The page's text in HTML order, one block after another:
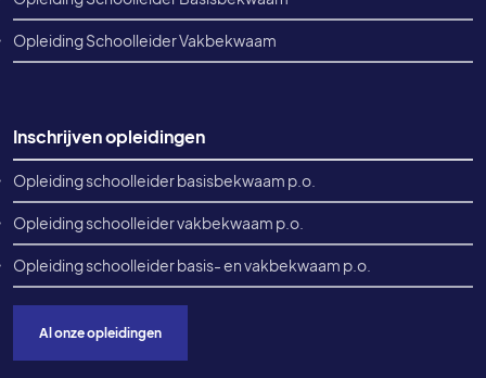
Opleiding Schoolleider Vakbekwaam
Inschrijven opleidingen
Opleiding schoolleider basisbekwaam p.o.
Opleiding schoolleider vakbekwaam p.o.
Opleiding schoolleider basis- en vakbekwaam p.o.
Al onze opleidingen